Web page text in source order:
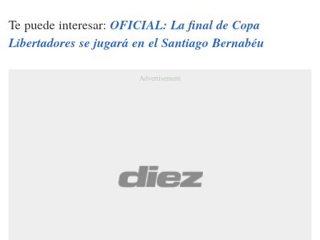
Te puede interesar: OFICIAL: La final de Copa
Libertadores se jugará en el Santiago Bernabéu